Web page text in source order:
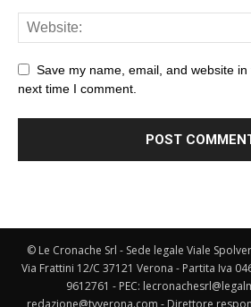
Save my name, email, and website
next time I comment.
© Le Cronache Srl - Sede legale Viale
Via Frattini 12/C 37121 Verona - Partita Iva
9612761 - PEC:
redazione@tvverona.com - Direttore